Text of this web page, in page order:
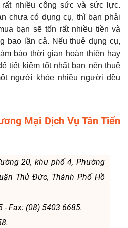
nhiều công sức và sức lực.
chưa có dụng cụ, thì bạn phải
bạn sẽ tốn rất nhiều tiền và
bao lần cả. Nếu thuê dụng cụ,
bảo thời gian hoàn thiện hay
tiết kiệm tốt nhất bạn nên thuê
người khỏe nhiều người đều
Mại Dịch Vụ Tân Tiến
20, khu phố 4, Phường
Thủ Đức, Thành Phố Hồ
- Fax: (08) 5403 6685.